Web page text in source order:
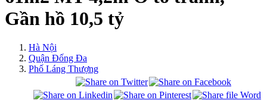
Gần hồ 10,5 tỷ
Hà Nội
Quận Đống Đa
Phố Láng Thượng